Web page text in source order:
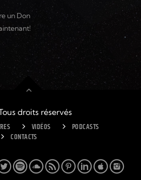
un Don
droits réservés
VIDÉOS
PODCASTS
CONTACTS